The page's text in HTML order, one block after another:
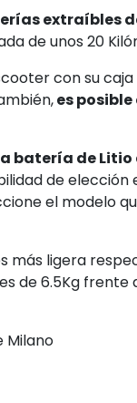
extraíbles
de unos 20
con su
es
batería de Litio
de
el modelo
más ligera
de 6.5Kg frente